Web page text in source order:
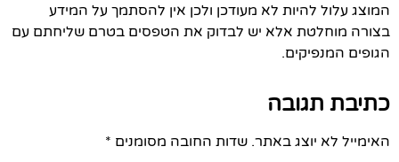
המוצג עלול להיות לא מעודכן ולכן אין להסתמך על המידע
בצורה מוחלטת אלא יש לבדוק את הטפסים בטרם שליחתם עם
הגופים המנפיקים.
כתיבת תגובה
האימייל לא יוצג באתר. שדות החובה מסומנים *